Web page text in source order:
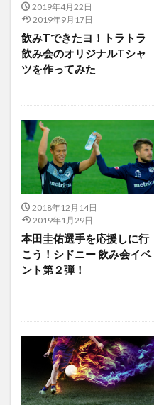
2019年4月22日
2019年9月17日
飲みTできたヨ！トラトラ
飲み会のオリジナルTシャ
ツを作ってみた
2018年12月14日
2019年1月29日
本田圭佑選手を応援しに行
こう！シドニー 飲み会イベ
ント第２弾！